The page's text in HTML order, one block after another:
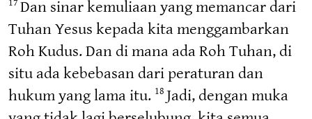
Dan sinar kemuliaan yang memancar dari
Tuhan Yesus kepada kita menggambarkan
Roh Kudus. Dan di mana ada Roh Tuhan, di
situ ada kebebasan dari peraturan dan
hukum yang lama itu. 18 Jadi, dengan muka